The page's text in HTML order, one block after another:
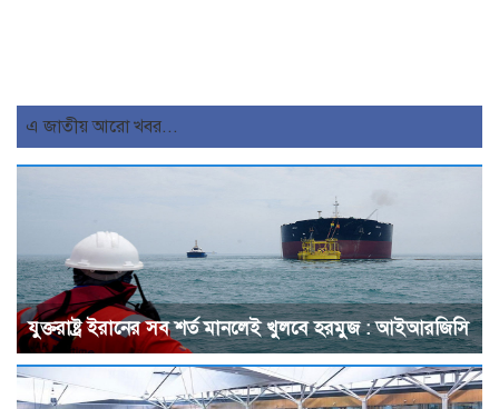
এ জাতীয় আরো খবর...
যুক্তরাষ্ট্র ইরানের সব শর্ত মানলেই খুলবে হরমুজ : আইআরজিসি